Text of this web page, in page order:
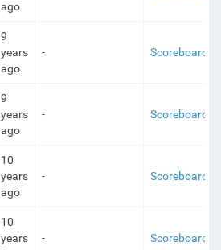
ago
9
years
ago
- Scoreboard
9
years
ago
- Scoreboard
10
years
ago
- Scoreboard
10
years
- Scoreboard